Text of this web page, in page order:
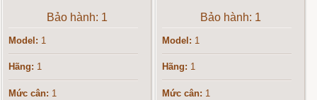
Bảo hành: 1
Model: 1
Hãng: 1
Mức cân: 1
Bảo hành: 1
Model: 1
Hãng: 1
Mức cân: 1